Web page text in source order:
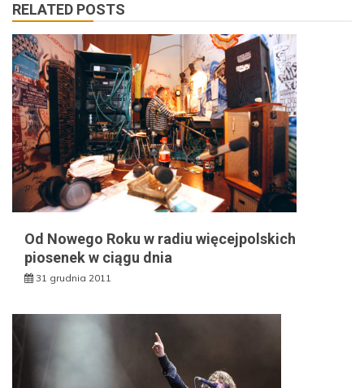
RELATED POSTS
Od Nowego Roku w radiu więcejpolskich
piosenek w ciągu dnia
31 grudnia 2011